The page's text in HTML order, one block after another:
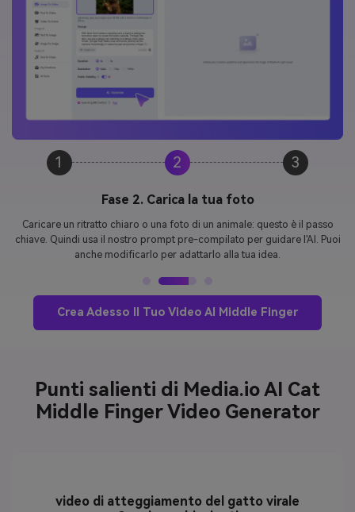
1 2 3
Fase 3. Genera e scarica il tuo Video
cliccagenerarePer creare il tuo divertente video AI in pochi secondi.
Quindi scaricalo e condividilo su TikTok, Instagram o ovunque tu voglia.
Veloce, divertente e nessuna modifica necessaria.
Crea Adesso Il Tuo Video AI Middle Finger
Punti salienti di Media.io AI Cat
Middle Finger Video Generator
video di atteggiamento del gatto virale